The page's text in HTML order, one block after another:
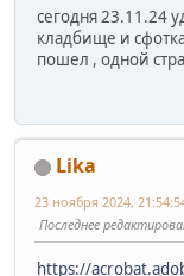
сегодня 23.11.24
кладбище и
пошел , одной
Lika
23 ноября 2024,
Последнее
https://